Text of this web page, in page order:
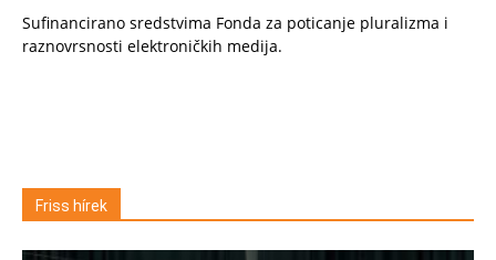
Sufinancirano sredstvima Fonda za poticanje pluralizma i
raznovrsnosti elektroničkih medija.
Friss hírek